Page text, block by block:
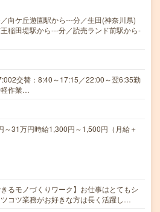
向ケ丘遊園駅から---分／生田(神奈川県)
稲田堤駅から---分／読売ランド前駅から-
交替：8:40～17:15／22:00～翌6:35勤
軽作業…
～31万円時給1,300円～1,500円（月給＋
きるモノづくりワーク】お仕事はとてもシ
コツ業務がお好きな方は長く活躍し…